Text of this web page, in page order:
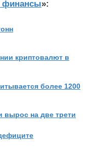
финансы»:
криптовалют в
более 1200
на две трети